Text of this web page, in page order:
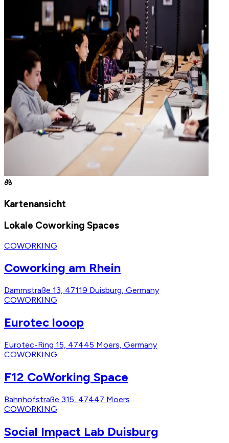
Kartenansicht
Lokale Coworking Spaces
COWORKING
Coworking am Rhein
Dammstraße 13, 47119 Duisburg, Germany
COWORKING
Eurotec looop
Eurotec-Ring 15, 47445 Moers, Germany
COWORKING
F12 CoWorking Space
Bahnhofstraße 315, 47447 Moers
COWORKING
Social Impact Lab Duisburg